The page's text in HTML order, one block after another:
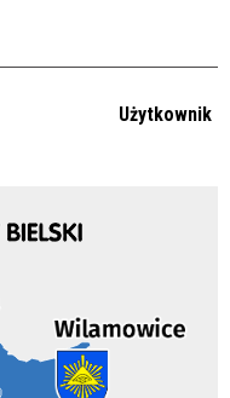
Użytkownik